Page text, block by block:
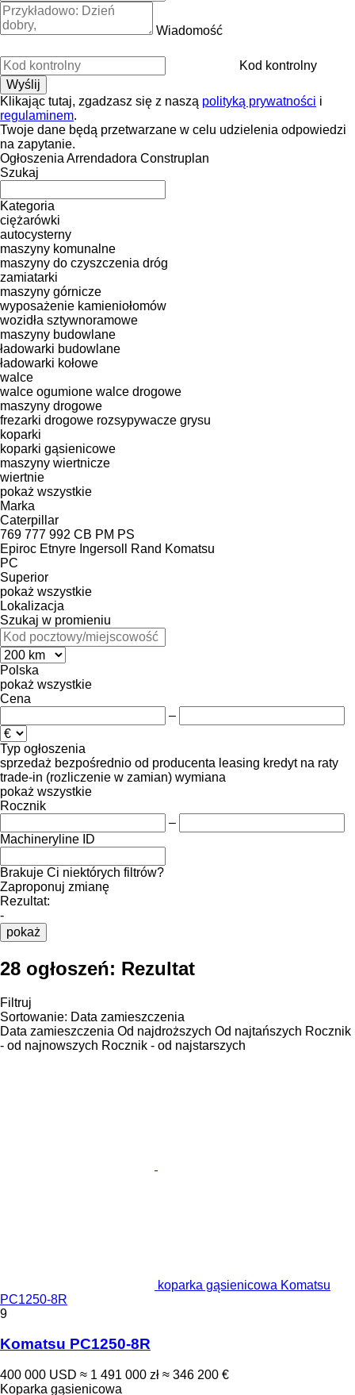
Wiadomość
Kod kontrolny
Klikając tutaj, zgadzasz się z naszą polityką prywatności i
regulaminem.
Twoje dane będą przetwarzane w celu udzielenia odpowiedzi
na zapytanie.
Ogłoszenia Arrendadora Construplan
Szukaj
Kategoria
ciężarówki
autocysterny
maszyny komunalne
maszyny do czyszczenia dróg
zamiatarki
maszyny górnicze
wyposażenie kamieniołomów
wozidła sztywnoramowe
maszyny budowlane
ładowarki budowlane
ładowarki kołowe
walce
walce ogumione walce drogowe
maszyny drogowe
frezarki drogowe rozsypywacze grysu
koparki
koparki gąsienicowe
maszyny wiertnicze
wiertnie
pokaż wszystkie
Marka
Caterpillar
769 777 992 CB PM PS
Epiroc Etnyre Ingersoll Rand Komatsu
PC
Superior
pokaż wszystkie
Lokalizacja
Szukaj w promieniu
Polska
pokaż wszystkie
Cena
–
Typ ogłoszenia
sprzedaż bezpośrednio od producenta leasing kredyt na raty
trade-in (rozliczenie w zamian) wymiana
pokaż wszystkie
Rocznik
–
Machineryline ID
Brakuje Ci niektórych filtrów?
Zaproponuj zmianę
Rezultat:
-
pokaż
28 ogłoszeń: Rezultat
Filtruj
Sortowanie: Data zamieszczenia
Data zamieszczenia Od najdroższych Od najtańszych Rocznik
- od najnowszych Rocznik - od najstarszych
koparka gąsienicowa Komatsu
PC1250-8R
9
Komatsu PC1250-8R
400 000 USD ≈ 1 491 000 zł ≈ 346 200 €
Koparka gąsienicowa